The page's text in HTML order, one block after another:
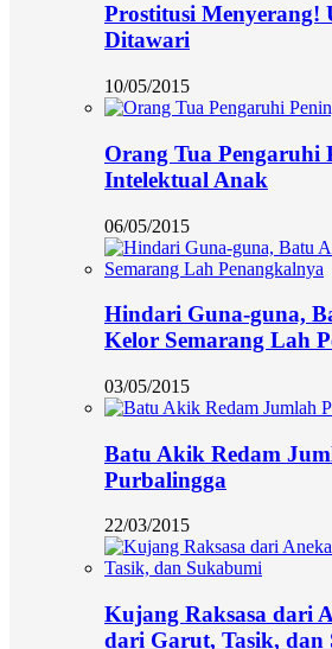
Prostitusi Menyerang!
Ditawari
10/05/2015
Orang Tua Pengaruhi
Intelektual Anak
06/05/2015
Hindari Guna-guna,
Kelor Semarang Lah
03/05/2015
Batu Akik Redam
Purbalingga
22/03/2015
Kujang Raksasa dari
dari Garut, Tasik, dan